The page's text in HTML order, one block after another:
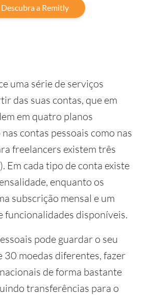
Descubra a Remitly
uma série de serviços
das suas contas, que em
em quatro planos
contas pessoais como nas
freelancers existem três
Em cada tipo de conta existe
enquanto os
subscrição mensal e um
funcionalidades disponíveis.
pode guardar o seu
30 moedas diferentes, fazer
de forma bastante
transferências para o